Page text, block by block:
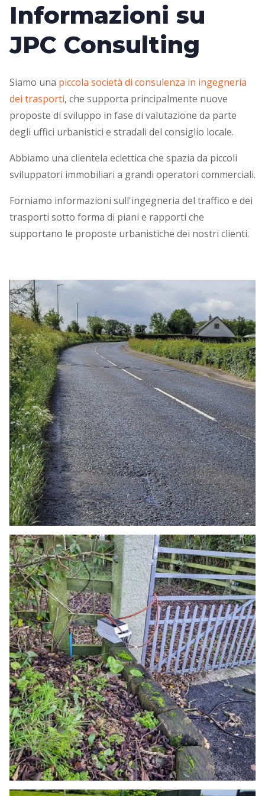
Informazioni su
JPC Consulting
Siamo una piccola società di consulenza in ingegneria
dei trasporti, che supporta principalmente nuove
proposte di sviluppo in fase di valutazione da parte
degli uffici urbanistici e stradali del consiglio locale.
Abbiamo una clientela eclettica che spazia da piccoli
sviluppatori immobiliari a grandi operatori commerciali.
Forniamo informazioni sull'ingegneria del traffico e dei
trasporti sotto forma di piani e rapporti che
supportano le proposte urbanistiche dei nostri clienti.